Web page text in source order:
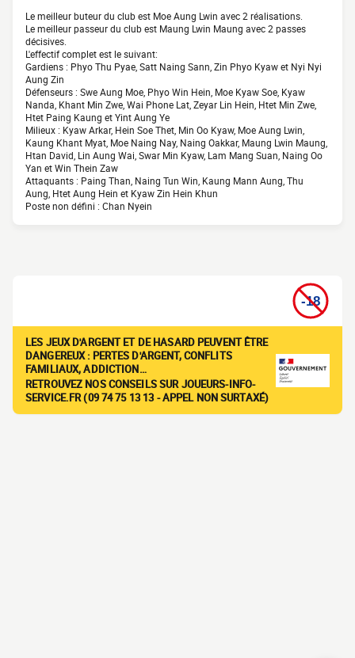
Le meilleur buteur du club est Moe Aung Lwin avec 2 réalisations.
Le meilleur passeur du club est Maung Lwin Maung avec 2 passes
décisives.
L'effectif complet est le suivant:
Gardiens : Phyo Thu Pyae, Satt Naing Sann, Zin Phyo Kyaw et Nyi Nyi
Aung Zin
Défenseurs : Swe Aung Moe, Phyo Win Hein, Moe Kyaw Soe, Kyaw
Nanda, Khant Min Zwe, Wai Phone Lat, Zeyar Lin Hein, Htet Min Zwe,
Htet Paing Kaung et Yint Aung Ye
Milieux : Kyaw Arkar, Hein Soe Thet, Min Oo Kyaw, Moe Aung Lwin,
Kaung Khant Myat, Moe Naing Nay, Naing Oakkar, Maung Lwin Maung,
Htan David, Lin Aung Wai, Swar Min Kyaw, Lam Mang Suan, Naing Oo
Yan et Win Thein Zaw
Attaquants : Paing Than, Naing Tun Win, Kaung Mann Aung, Thu
Aung, Htet Aung Hein et Kyaw Zin Hein Khun
Poste non défini : Chan Nyein
LES JEUX D'ARGENT ET DE HASARD PEUVENT ÊTRE
DANGEREUX : PERTES D'ARGENT, CONFLITS
FAMILIAUX, ADDICTION…
RETROUVEZ NOS CONSEILS SUR JOUEURS-INFO-
SERVICE.FR (09 74 75 13 13 - APPEL NON SURTAXÉ)